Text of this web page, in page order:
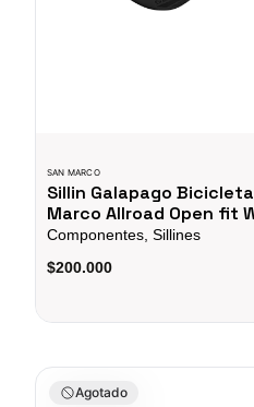
SAN MARCO
Sillin Galapago
Marco Allroad Open fit
Componentes, Sillines
$200.000
Pedales Para Bicicleta Gw
Agotado